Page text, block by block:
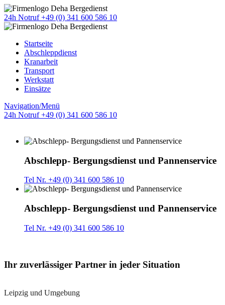
24h Notruf +49 (0) 341 600 586 10
Startseite
Abschleppdienst
Kranarbeit
Transport
Werkstatt
Einsätze
Navigation/Menü
24h Notruf +49 (0) 341 600 586 10
Abschlepp- Bergungsdienst und Pannenservice
Tel Nr. +49 (0) 341 600 586 10
Abschlepp- Bergungsdienst und Pannenservice
Tel Nr. +49 (0) 341 600 586 10
Ihr zuverlässiger Partner in jeder Situation
Leipzig und Umgebung